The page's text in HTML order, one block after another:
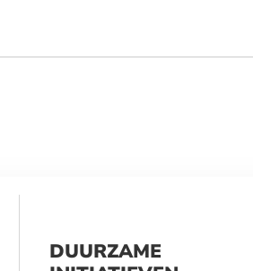
DUURZAME